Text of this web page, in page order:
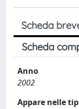
Scheda
Scheda
Anno
2002
Appare nelle